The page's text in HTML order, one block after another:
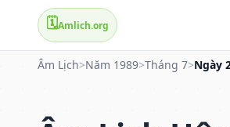
🗓️Amlich.org
Âm Lịch>Năm 1989>Tháng 7>Ngày